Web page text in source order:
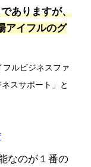
ありますが、
アイフルのグ
ルビジネスファ
スサポート」と
なのが１番の